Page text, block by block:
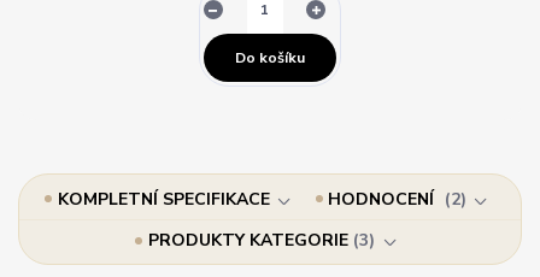
Do košíku
KOMPLETNÍ SPECIFIKACE HODNOCENÍ
2
PRODUKTY KATEGORIE 3